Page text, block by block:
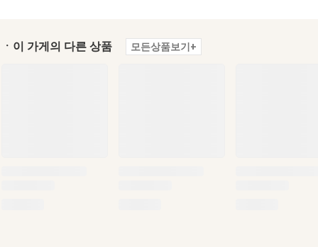
ㆍ이 가게의 다른 상품 모든상품보기+